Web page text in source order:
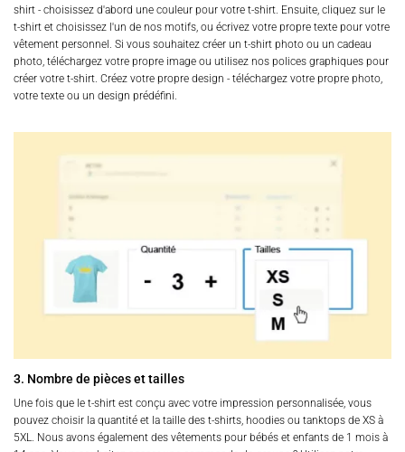
shirt - choisissez d'abord une couleur pour votre t-shirt. Ensuite, cliquez sur le
t-shirt et choisissez l'un de nos motifs, ou écrivez votre propre texte pour votre
vêtement personnel. Si vous souhaitez créer un t-shirt photo ou un cadeau
photo, téléchargez votre propre image ou utilisez nos polices graphiques pour
créer votre t-shirt. Créez votre propre design - téléchargez votre propre photo,
votre texte ou un design prédéfini.
3. Nombre de pièces et tailles
Une fois que le t-shirt est conçu avec votre impression personnalisée, vous
pouvez choisir la quantité et la taille des t-shirts, hoodies ou tanktops de XS à
5XL. Nous avons également des vêtements pour bébés et enfants de 1 mois à